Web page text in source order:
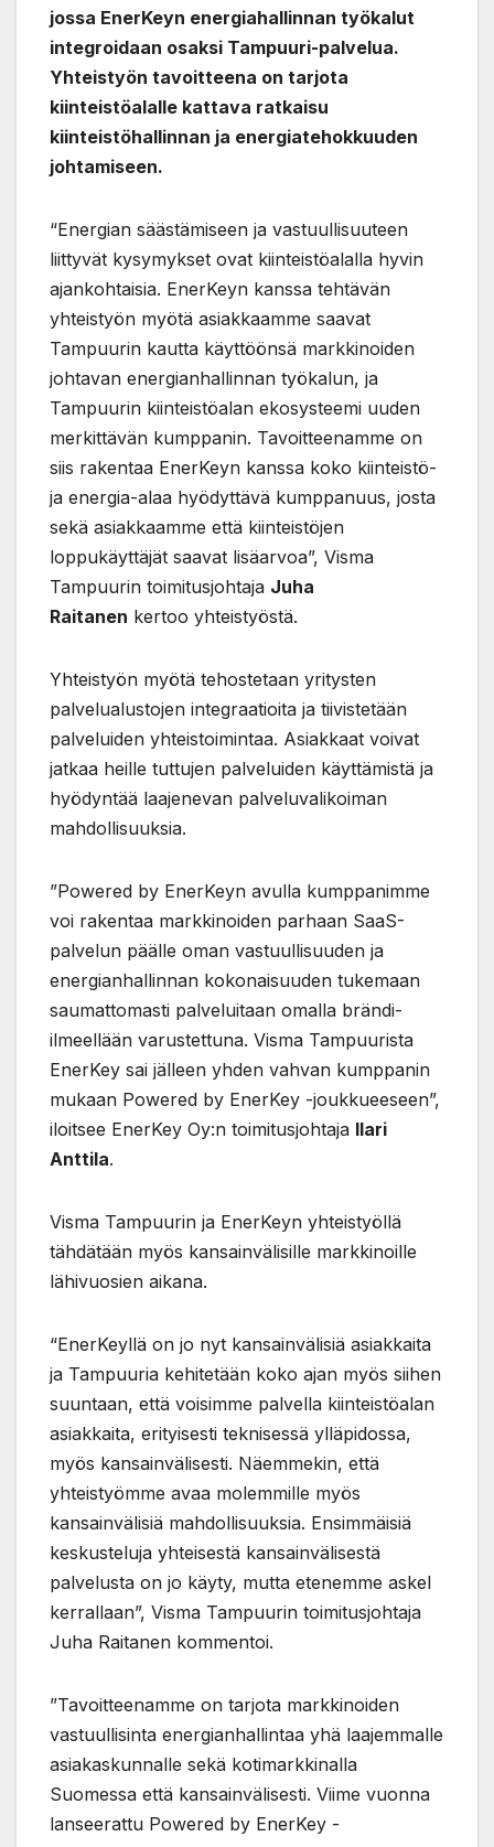
jossa EnerKeyn energiahallinnan työkalut
integroidaan osaksi Tampuuri-palvelua.
Yhteistyön tavoitteena on tarjota
kiinteistöalalle kattava ratkaisu
kiinteistöhallinnan ja energiatehokkuuden
johtamiseen.
“Energian säästämiseen ja vastuullisuuteen
liittyvät kysymykset ovat kiinteistöalalla hyvin
ajankohtaisia. EnerKeyn kanssa tehtävän
yhteistyön myötä asiakkaamme saavat
Tampuurin kautta käyttöönsä markkinoiden
johtavan energianhallinnan työkalun, ja
Tampuurin kiinteistöalan ekosysteemi uuden
merkittävän kumppanin. Tavoitteenamme on
siis rakentaa EnerKeyn kanssa koko kiinteistö-
ja energia-alaa hyödyttävä kumppanuus, josta
sekä asiakkaamme että kiinteistöjen
loppukäyttäjät saavat lisäarvoa”, Visma
Tampuurin toimitusjohtaja Juha
Raitanen kertoo yhteistyöstä.
Yhteistyön myötä tehostetaan yritysten
palvelualustojen integraatioita ja tiivistetään
palveluiden yhteistoimintaa. Asiakkaat voivat
jatkaa heille tuttujen palveluiden käyttämistä ja
hyödyntää laajenevan palveluvalikoiman
mahdollisuuksia.
”Powered by EnerKeyn avulla kumppanimme
voi rakentaa markkinoiden parhaan SaaS-
palvelun päälle oman vastuullisuuden ja
energianhallinnan kokonaisuuden tukemaan
saumattomasti palveluitaan omalla brändi-
ilmeellään varustettuna. Visma Tampuurista
EnerKey sai jälleen yhden vahvan kumppanin
mukaan Powered by EnerKey -joukkueeseen”,
iloitsee EnerKey Oy:n toimitusjohtaja Ilari
Anttila.
Visma Tampuurin ja EnerKeyn yhteistyöllä
tähdätään myös kansainvälisille markkinoille
lähivuosien aikana.
“EnerKeyllä on jo nyt kansainvälisiä asiakkaita
ja Tampuuria kehitetään koko ajan myös siihen
suuntaan, että voisimme palvella kiinteistöalan
asiakkaita, erityisesti teknisessä ylläpidossa,
myös kansainvälisesti. Näemmekin, että
yhteistyömme avaa molemmille myös
kansainvälisiä mahdollisuuksia. Ensimmäisiä
keskusteluja yhteisestä kansainvälisestä
palvelusta on jo käyty, mutta etenemme askel
kerrallaan”, Visma Tampuurin toimitusjohtaja
Juha Raitanen kommentoi.
”Tavoitteenamme on tarjota markkinoiden
vastuullisinta energianhallintaa yhä laajemmalle
asiakaskunnalle sekä kotimarkkinalla
Suomessa että kansainvälisesti. Viime vuonna
lanseerattu Powered by EnerKey -